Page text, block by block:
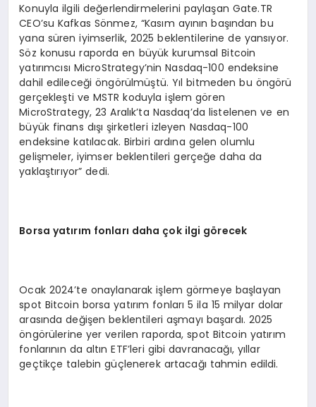
Konuyla ilgili değerlendirmelerini paylaşan Gate.TR
CEO’su Kafkas Sönmez, “Kasım ayının başından bu
yana süren iyimserlik, 2025 beklentilerine de yansıyor.
Söz konusu raporda en büyük kurumsal Bitcoin
yatırımcısı MicroStrategy’nin Nasdaq-100 endeksine
dahil edileceği öngörülmüştü. Yıl bitmeden bu öngörü
gerçekleşti ve MSTR koduyla işlem gören
MicroStrategy, 23 Aralık’ta Nasdaq’da listelenen ve en
büyük finans dışı şirketleri izleyen Nasdaq-100
endeksine katılacak. Birbiri ardına gelen olumlu
gelişmeler, iyimser beklentileri gerçeğe daha da
yaklaştırıyor” dedi.
Borsa yatırım fonları daha çok ilgi görecek
Ocak 2024’te onaylanarak işlem görmeye başlayan
spot Bitcoin borsa yatırım fonları 5 ila 15 milyar dolar
arasında değişen beklentileri aşmayı başardı. 2025
öngörülerine yer verilen raporda, spot Bitcoin yatırım
fonlarının da altın ETF’leri gibi davranacağı, yıllar
geçtikçe talebin güçlenerek artacağı tahmin edildi.